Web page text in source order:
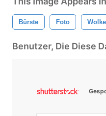
Bürste Foto
Benutzer, Die Diese